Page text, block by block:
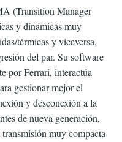
(Transition Manager
y dinámicas muy
térmicas y viceversa,
del par. Su software
por Ferrari, interactúa
gestionar mejor el
y desconexión a la
de nueva generación,
muy compacta